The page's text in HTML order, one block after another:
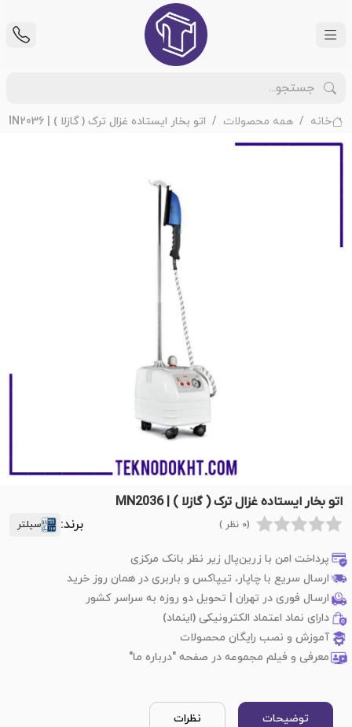
خانه همه محصولات اتو بخار ایستاده غزال ترک ( گازلا ) | MN2036
اتو بخار ایستاده غزال ترک ( گازلا ) | MN2036
(0 نظر ) برند: سیلتر
پرداخت امن با زرین‌پال زیر نظر بانک مرکزی
ارسال سریع با چاپار، تیپاکس و باربری در همان روز خرید
ارسال فوری در تهران | تحویل دو روزه به سراسر کشور
دارای نماد اعتماد الکترونیکی (اینماد)
آموزش و نصب رایگان محصولات
معرفی و فیلم مجموعه در صفحه "درباره ما"
توضیحات نظرات